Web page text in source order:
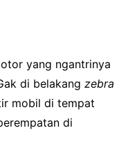
yang ngantrinya
di belakang zebra
mobil di tempat
di